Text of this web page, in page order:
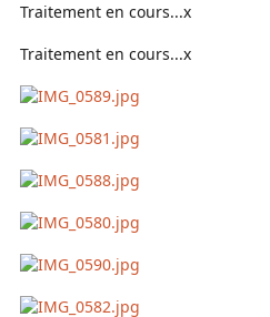
s
i
n
Traitement en cours...x
Traitement en cours...x